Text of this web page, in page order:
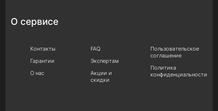
О сервисе
Контакты
Гарантии
О нас
FAQ
Экспертам
Акции и
скидки
Пользовательское
соглашение
Политика
конфиденциальности